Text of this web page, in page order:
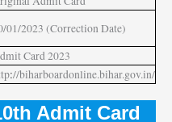
01/2023 (Correction Date)
Card 2023
://biharboardonline.bihar.gov.in/
Admit Card